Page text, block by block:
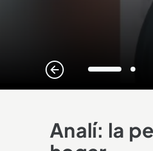
1 2
Analí: la